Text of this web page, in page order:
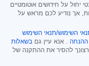
יחול על חידושים אוטומטיים
אך נודיע לכם מראש על
השימוש/תנאי השימוש
ההנחה . אנא עיין גם בשאלות
להסיר את ההתקנה של